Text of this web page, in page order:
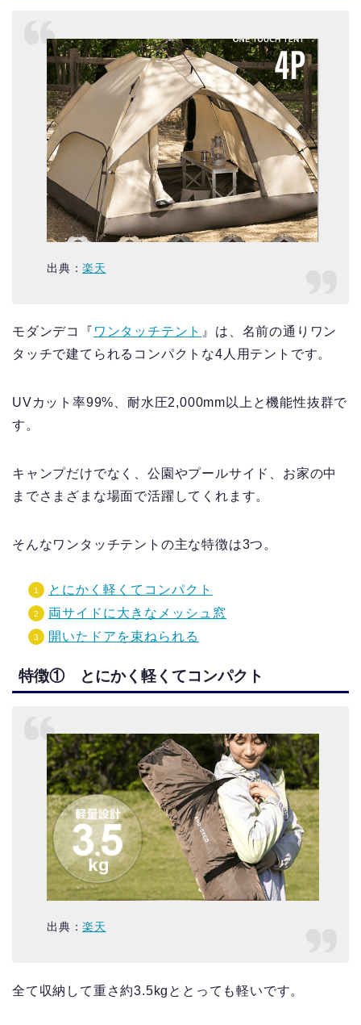
出典：楽天
モダンデコ『 ワンタッチテント 』は、名前の通りワン
タッチで建てられるコンパクトな4人用テントです。
UVカット率99%、耐水圧2,000mm以上と機能性抜群で
す。
キャンプだけでなく、公園やプールサイド、お家の中
までさまざまな場面で活躍してくれます。
そんなワンタッチテントの主な特徴は3つ。
とにかく軽くてコンパクト
両サイドに大きなメッシュ窓
開いたドアを束ねられる
特徴① とにかく軽くてコンパクト
出典：楽天
全て収納して重さ約3.5kgととっても軽いです。